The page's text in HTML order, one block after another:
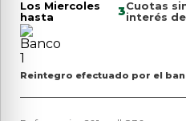
Los Miercoles
hasta
3Cuotas
interés de
Reintegro efectuado por el